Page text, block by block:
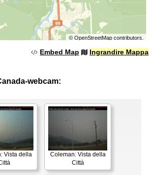
© OpenStreetMapcontributors.
Embed Map Ingrandire Mappa
webcam:
Vista della
Coleman: Vista della
Città